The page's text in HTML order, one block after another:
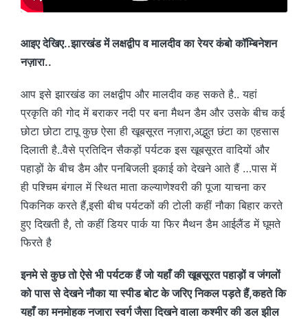
आइए देखिए..झारखंड में लक्षद्वीप व मालदीव का रेयर कंबो कॉम्बिनेशन
नज़ारा..
आप इसे झारखंड का लक्षद्वीप और मालदीव कह सकते है.. यहां
प्रकृति की गोद में बराकर नदी पर बना मैथन डैम और उसके बीच कई
छोटा छोटा टापू कुछ ऐसा ही खूबसूरत नज़ारा,अद्भुत छंटा का एहसास
दिलाती है..वैसे प्रतिदिन सैकड़ों पर्यटक इस खूबसूरत वादियों और
पहाड़ों के बीच डैम और पनबिजली इकाई को देखने आते हैं …पास में
ही पश्चिम बंगाल में स्थित माता कल्याणेश्वरी की पूजा याचना कर
पिकनिक करते हैं,इसी बीच पर्यटकों की टोली कहीं नौका बिहार करते
हुए दिखती है, तो कहीं डियर पार्क या फिर मैथन डैम आईलैंड में घूमते
फिरते है
इनमे से कुछ तो ऐसे भी पर्यटक हैं जो यहाँ की खूबसूरत पहाड़ों व जंगलों
को पास से देखने नौका या स्पीड बोट के जरिए निकल पड़ते हैं,कहते कि
यहाँ का मनमोहक नजारा स्वर्ग जैसा दिखने वाला कश्मीर की डल झील